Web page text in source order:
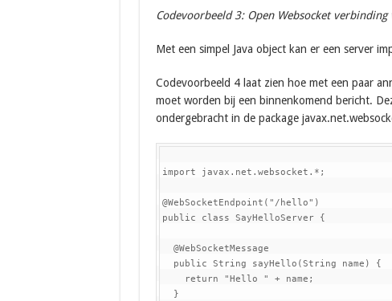
Codevoorbeeld 3: Open Websocket verbinding
Met een simpel Java object kan er een server
Codevoorbeeld 4 laat zien hoe met een paar
moet worden bij een binnenkomend bericht.
ondergebracht in de package
import javax.net.websocket.*;
@WebSocketEndpoint("/hello")
public class SayHelloServer {
  @WebSocketMessage
  public String sayHello(String name) {
    return "Hello " + name;
  }